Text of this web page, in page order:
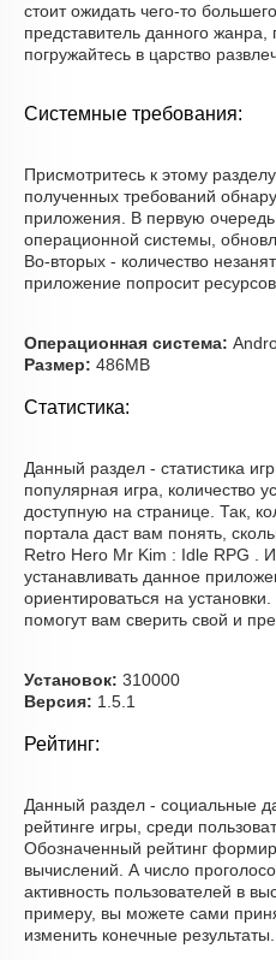
стоит ожидать чего-то
представитель данного жанра,
погружайтесь в царство
Системные требования:
Присмотритесь к этому
полученных требований
приложения. В первую
операционной системы,
Во-вторых - количество
приложение попросит
Операционная система:
Размер: 486MB
Статистика:
Данный раздел - статистика
популярная игра, количество
доступную на странице. Так,
портала даст вам понять,
Retro Hero Mr Kim : Idle RPG .
устанавливать данное
ориентироваться на
помогут вам сверить свой и
Установок: 310000
Версия: 1.5.1
Рейтинг:
Данный раздел - социальные
рейтинге игры, среди
Обозначенный рейтинг
вычислений. А число
активность пользователей в
примеру, вы можете сами
изменить конечные результаты.